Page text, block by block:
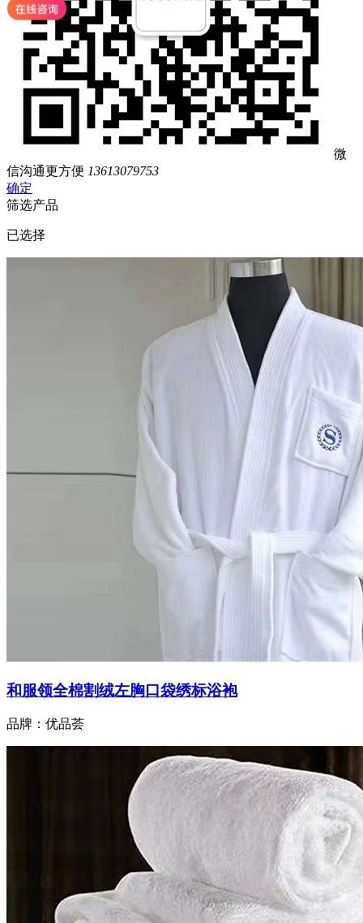
微
信沟通更方便 13613079753
确定
筛选产品
已选择
和服领全棉割绒左胸口袋绣标浴袍
品牌：优品荟